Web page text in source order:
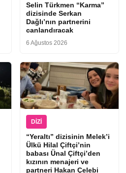
Selin Türkmen “Karma”
dizisinde Serkan
Dağlı’nın partnerini
canlandıracak
6 Ağustos 2026
DIZI
“Yeraltı” dizisinin Melek’i
Ülkü Hilal Çiftçi’nin
babası Ünal Çiftçi’den
kızının menajeri ve
partneri Hakan Çelebi